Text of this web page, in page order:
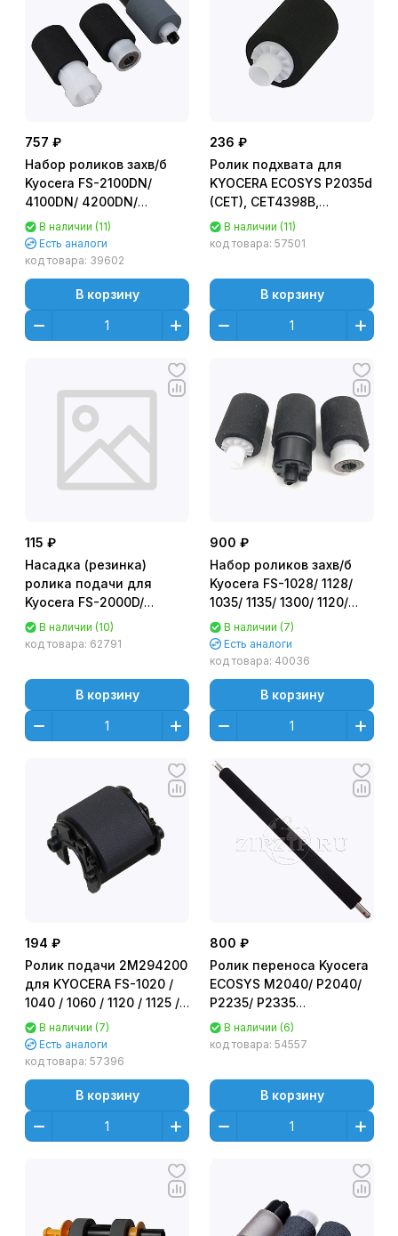
757 ₽
Набор роликов захв/б
Kyocera FS-2100DN/
4100DN/ 4200DN/
6025MFP/ 6030MFP,
TASKalfa 255/ 305
(302F906230/2F909171/2HN06080)
CET7806
В наличии (11)
Есть аналоги
код товара: 39602
В корзину
236 ₽
Ролик подхвата для
KYOCERA ECOSYS P2035d
(CET), CET4398B,
CET4398BR
В наличии (11)
код товара: 57501
В корзину
115 ₽
Насадка (резинка)
ролика подачи для
Kyocera FS-2000D/
3900DN/ 4000DN
(2F906230+2F906240)
В наличии (10)
код товара: 62791
В корзину
900 ₽
Набор роликов захв/б
Kyocera FS-1028/ 1128/
1035/ 1135/ 1300/ 1120/
1130/ 2000D/ M2035/ 2535
CET8090
2F906230+2F906240+
(2BR06520/
6521,2F909170)
В наличии (7)
Есть аналоги
код товара: 40036
В корзину
194 ₽
Ролик подачи 2M294200
для KYOCERA FS-1020 /
1040 / 1060 / 1120 / 1125 /
1060DN (CET), CET4006,
CET4006R
В наличии (7)
Есть аналоги
код товара: 57396
В корзину
800 ₽
Ролик переноса Kyocera
ECOSYS M2040/ P2040/
P2235/ P2335
(302LZ94070) OEM (тех.
упаковка)
В наличии (6)
код товара: 54557
В корзину